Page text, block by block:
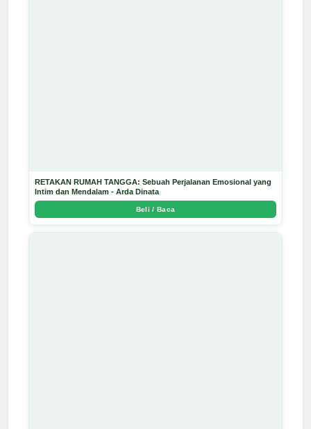
RETAKAN RUMAH TANGGA: Sebuah Perjalanan Emosional yang
Intim dan Mendalam - Arda Dinata
Beli / Baca